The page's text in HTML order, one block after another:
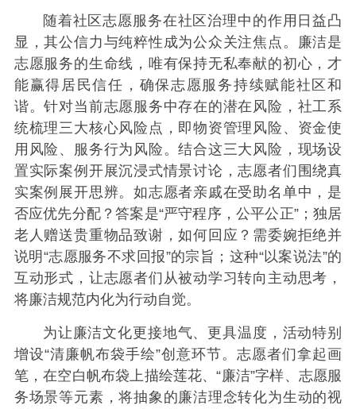
随着社区志愿服务在社区治理中的作用日益凸
显，其公信力与纯粹性成为公众关注焦点。廉洁是
志愿服务的生命线，唯有保持无私奉献的初心，才
能赢得居民信任，确保志愿服务持续赋能社区和
谐。针对当前志愿服务中存在的潜在风险，社工系
统梳理三大核心风险点，即物资管理风险、资金使
用风险、服务行为风险。结合这三大风险，现场设
置实际案例开展沉浸式情景讨论，志愿者们围绕真
实案例展开思辨。如志愿者亲戚在受助名单中，是
否应优先分配？答案是“严守程序，公平公正”；独居
老人赠送贵重物品致谢，如何回应？需委婉拒绝并
说明“志愿服务不求回报”的宗旨；这种“以案说法”的
互动形式，让志愿者们从被动学习转向主动思考，
将廉洁规范内化为行动自觉。
为让廉洁文化更接地气、更具温度，活动特别
增设“清廉帆布袋手绘”创意环节。志愿者们拿起画
笔，在空白帆布袋上描绘莲花、“廉洁”字样、志愿服
务场景等元素，将抽象的廉洁理念转化为生动的视